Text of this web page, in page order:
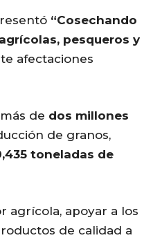
“Cosechando
pesqueros y
afectaciones
de dos millones
de granos,
toneladas de
agrícola, apoyar a los
de calidad a